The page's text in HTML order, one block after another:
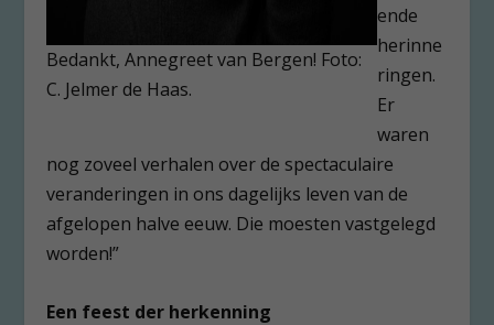
Bedankt, Annegreet van Bergen! Foto:
C. Jelmer de Haas.
ende
herinne
ringen.
Er
waren
nog zoveel verhalen over de spectaculaire
veranderingen in ons dagelijks leven van de
afgelopen halve eeuw. Die moesten vastgelegd
worden!”
Een feest der herkenning